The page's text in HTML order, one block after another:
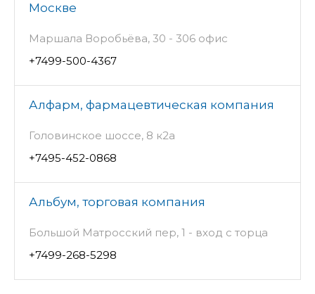
Москве
Маршала Воробьёва, 30 - 306 офис
+7499-500-4367
Алфарм, фармацевтическая компания
Головинское шоссе, 8 к2а
+7495-452-0868
Альбум, торговая компания
Большой Матросский пер, 1 - вход с торца
+7499-268-5298